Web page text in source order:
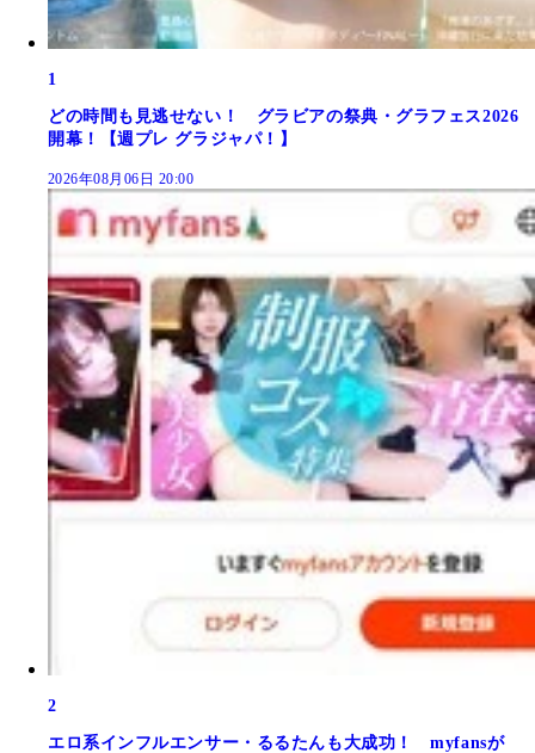
1
どの時間も見逃せない！ グラビアの祭典・グラフェス2026
開幕！【週プレ グラジャパ！】
2026年08月06日 20:00
2
エロ系インフルエンサー・るるたんも大成功！ myfansが